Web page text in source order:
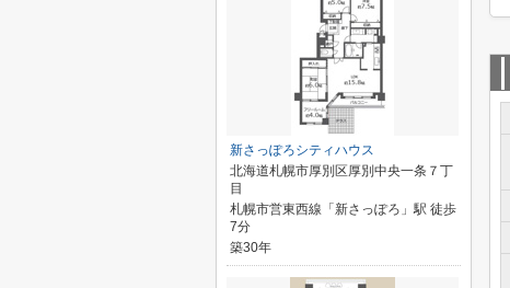
新さっぽろシティハウス
北海道札幌市厚別区厚別中央一条７丁
目
札幌市営東西線「新さっぽろ」駅 徒歩
7分
築30年